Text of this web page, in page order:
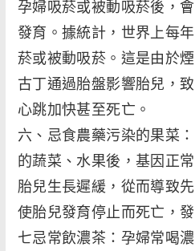
孕婦吸菸或被動吸菸後，
發育。據統計，世界上每
菸或被動吸菸。這是由於
古丁通過胎盤影響胎兒，
心跳加快甚至死亡。
六、忌食農藥污染的果菜
的蔬菜、水果後，基因正
胎兒生長遲緩，從而導致
使胎兒發育停止而死亡，
七忌常飲濃茶：孕婦常喝